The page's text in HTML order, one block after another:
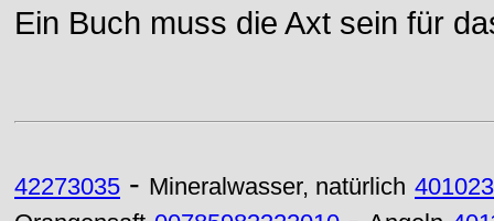
Ein Buch muss die Axt sein für
42273035 - Mineralwasser, natürlich